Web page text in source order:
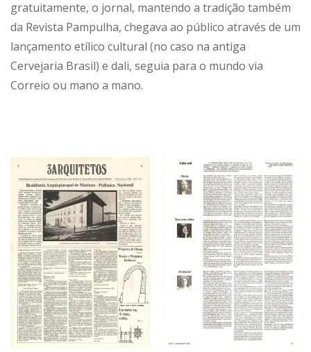
gratuitamente, o jornal, mantendo a tradição também
da Revista Pampulha, chegava ao público através de um
lançamento etílico cultural (no caso na antiga
Cervejaria Brasil) e dali, seguia para o mundo via
Correio ou mano a mano.